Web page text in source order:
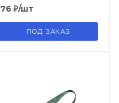
76₽/шт
ПОД ЗАКАЗ